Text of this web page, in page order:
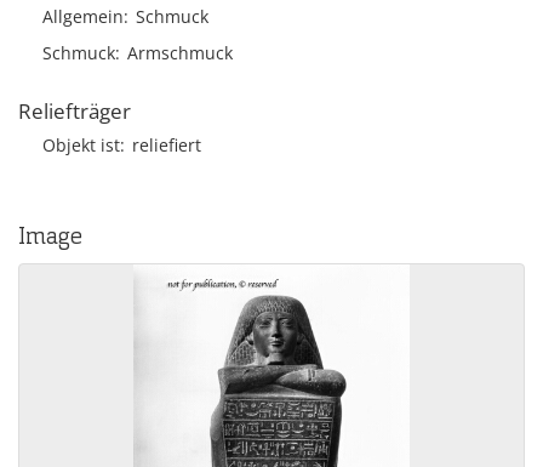
Allgemein Schmuck
Schmuck Armschmuck
Reliefträger
Objekt ist reliefiert
Image